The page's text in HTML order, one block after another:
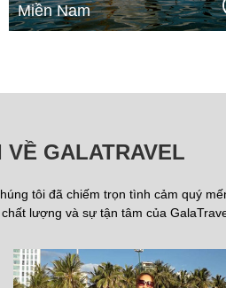
Miền Nam
VỀ GALATRAVEL
tôi đã chiếm trọn tình cảm quý
lượng và sự tận tâm của